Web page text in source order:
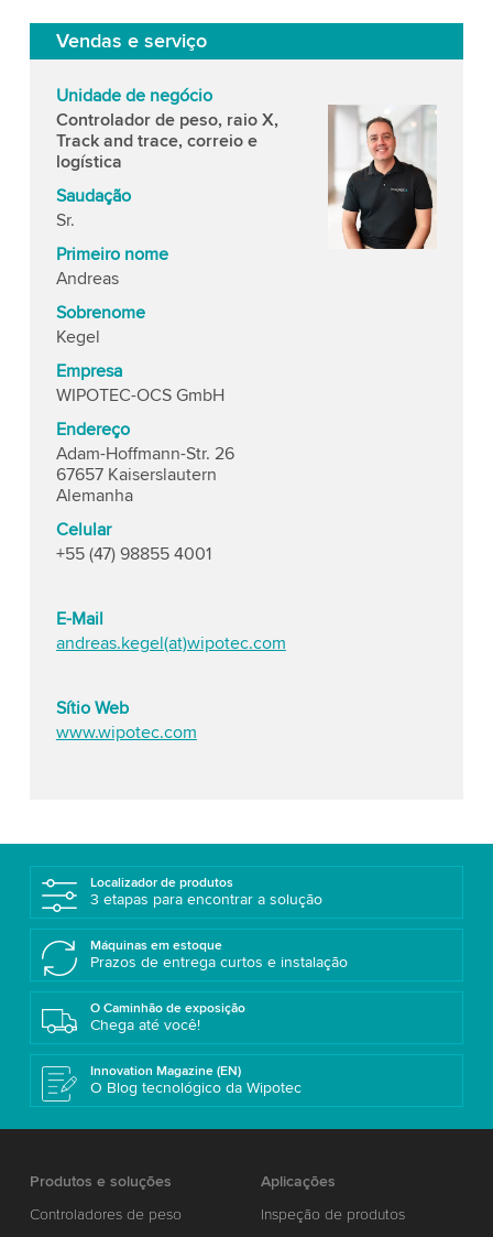
Vendas e serviço
Unidade de negócio
Controlador de peso, raio X,
Track and trace, correio e
logística
Saudação
Sr.
Primeiro nome
Andreas
Sobrenome
Kegel
Empresa
WIPOTEC-OCS GmbH
Endereço
Adam-Hoffmann-Str. 26
67657 Kaiserslautern
Alemanha
Celular
+55 (47) 98855 4001
E-Mail
andreas.kegel(at)wipotec.com
Sítio Web
www.wipotec.com
Localizador de produtos
3 etapas para encontrar a solução
Máquinas em estoque
Prazos de entrega curtos e instalação
O Caminhão de exposição
Chega até você!
Innovation Magazine (EN)
O Blog tecnológico da Wipotec
Produtos e soluções
Controladores de peso
Aplicações
Inspeção de produtos